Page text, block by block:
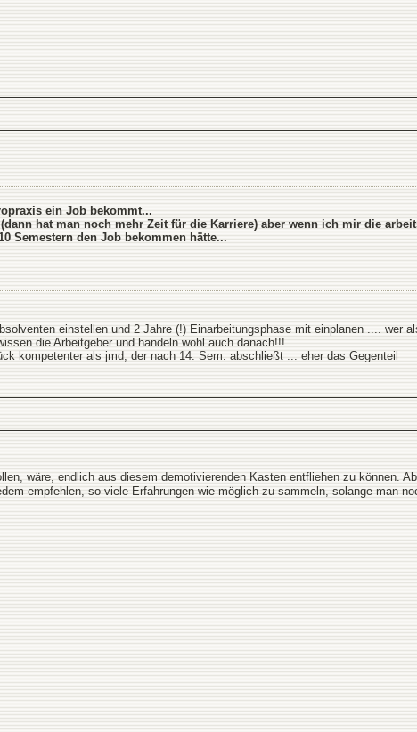
ein Job bekommt...
hat man noch mehr Zeit für die Karriere) aber wenn ich mir die
Semestern den Job bekommen hätte...
einstellen und 2 Jahre (!) Einarbeitungsphase mit einplanen .... wer
die Arbeitgeber und handeln wohl auch danach!!!
kompetenter als jmd, der nach 14. Sem. abschließt ... eher das Gegenteil
wäre, endlich aus diesem demotivierenden Kasten entfliehen zu können.
empfehlen, so viele Erfahrungen wie möglich zu sammeln, solange man